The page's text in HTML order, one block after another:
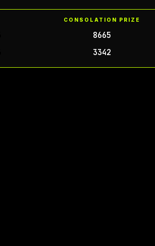
CONSOLATION PRIZE
8665
3342